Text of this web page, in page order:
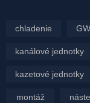
chladenie
kanálové jednotky
kazetové jednotky
montáž